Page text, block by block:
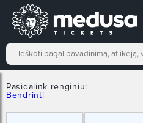
Pasidalink renginiu:
Bendrinti